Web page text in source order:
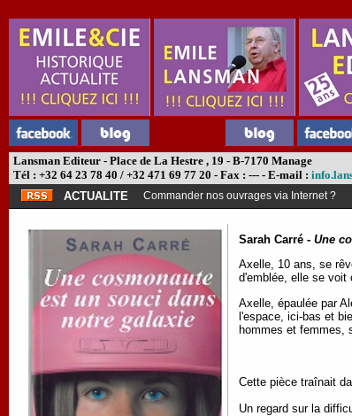
Lansman Editeur - Place de La Hestre , 19 - B-7170 Manage
Tél : +32 64 23 78 40 / +32 471 69 77 20 - Fax : --- - E-mail :
ACTUALITE Commander nos ouvrages via Internet ?
Sarah Carré - Une
Axelle, 10 ans, se
d'emblée, elle se voit
Axelle, épaulée par
l'espace, ici-bas et
hommes et femmes,
Cette pièce traînait
Un regard sur la